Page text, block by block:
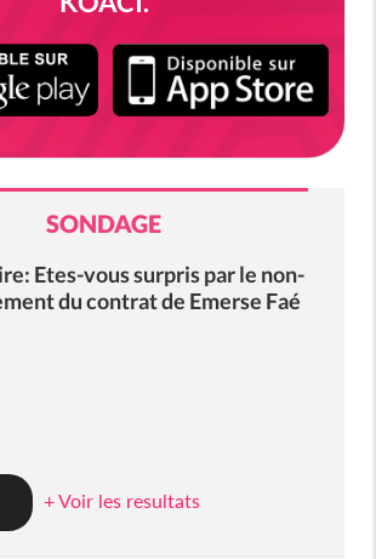
SONDAGE
Etes-vous surpris par le non-
du contrat de Emerse Faé
+ Voir les resultats